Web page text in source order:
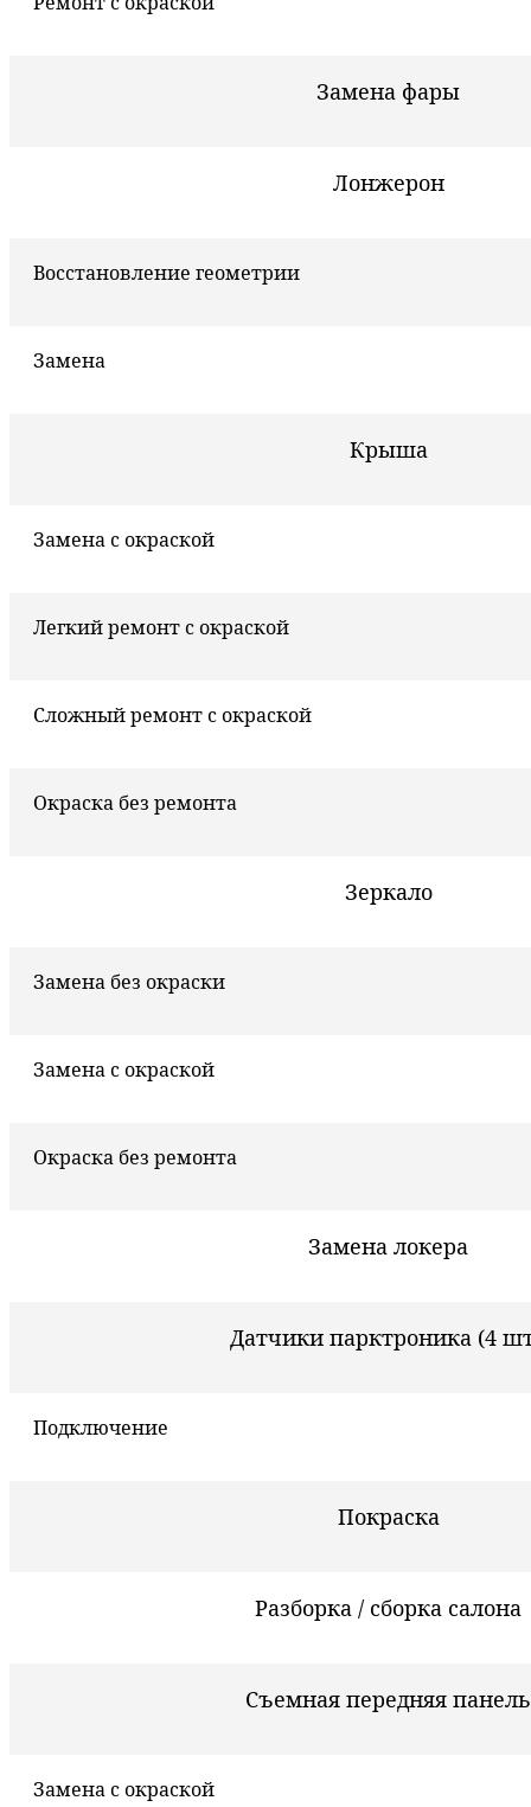
Замена фары
Лонжерон
Восстановление геометрии
Замена
Крыша
Замена с окраской
Легкий ремонт с окраской
Сложный ремонт с окраской
Окраска без ремонта
Зеркало
Замена без окраски
Замена с окраской
Окраска без ремонта
Замена локера
Датчики парктроника (4
Подключение
Покраска
Разборка / сборка салона
Съемная передняя панель
Замена с окраской